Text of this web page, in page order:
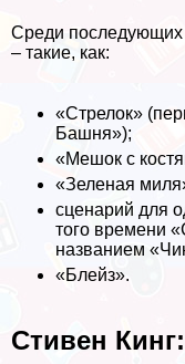
Среди последующих
– такие, как:
«Стрелок»
Башня»);
«Мешок с
«Зеленая
сценарий для
того времени
названием
«Блейз».
Стивен